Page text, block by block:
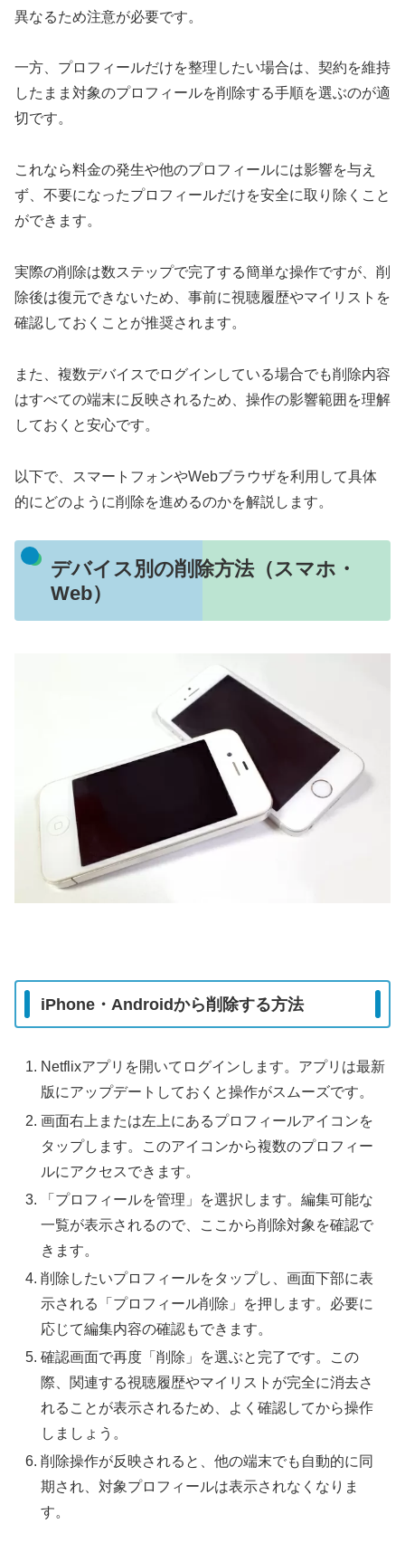
異なるため注意が必要です。
一方、プロフィールだけを整理したい場合は、契約を維持
したまま対象のプロフィールを削除する手順を選ぶのが適
切です。
これなら料金の発生や他のプロフィールには影響を与え
ず、不要になったプロフィールだけを安全に取り除くこと
ができます。
実際の削除は数ステップで完了する簡単な操作ですが、削
除後は復元できないため、事前に視聴履歴やマイリストを
確認しておくことが推奨されます。
また、複数デバイスでログインしている場合でも削除内容
はすべての端末に反映されるため、操作の影響範囲を理解
しておくと安心です。
以下で、スマートフォンやWebブラウザを利用して具体
的にどのように削除を進めるのかを解説します。
デバイス別の削除方法（スマホ・
Web）
iPhone・Androidから削除する方法
Netflixアプリを開いてログインします。アプリは最新
版にアップデートしておくと操作がスムーズです。
画面右上または左上にあるプロフィールアイコンを
タップします。このアイコンから複数のプロフィー
ルにアクセスできます。
「プロフィールを管理」を選択します。編集可能な
一覧が表示されるので、ここから削除対象を確認で
きます。
削除したいプロフィールをタップし、画面下部に表
示される「プロフィール削除」を押します。必要に
応じて編集内容の確認もできます。
確認画面で再度「削除」を選ぶと完了です。この
際、関連する視聴履歴やマイリストが完全に消去さ
れることが表示されるため、よく確認してから操作
しましょう。
削除操作が反映されると、他の端末でも自動的に同
期され、対象プロフィールは表示されなくなりま
す。